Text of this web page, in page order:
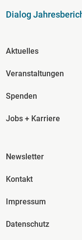
Dialog
Fusszeile
Aktuelles
Veranstaltungen
Spenden
Jobs + Karriere
Fusszeile
Newsletter
Kontakt
Impressum
Datenschutz